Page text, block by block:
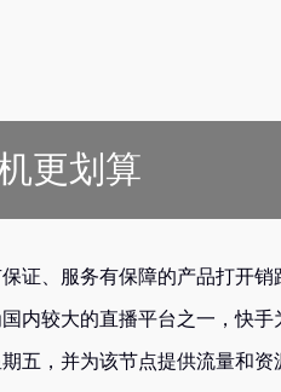
更划算
证、服务有保障的产品打开销
内较大的直播平台之一，快手
五，并为该节点提供流量和资